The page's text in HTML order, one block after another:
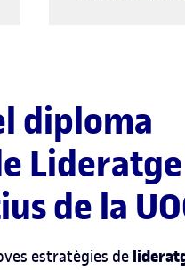
diploma
de la
estratègies de